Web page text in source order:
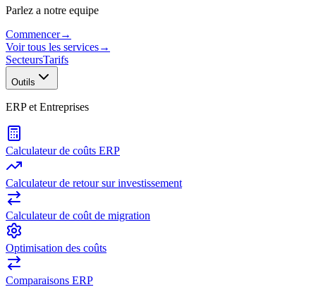
Parlez a notre equipe
Commencer→
Voir tous les services→
SecteursTarifs
Outils
ERP et Entreprises
Calculateur de coûts ERP
Calculateur de retour sur investissement
Calculateur de coût de migration
Optimisation des coûts
Comparaisons ERP